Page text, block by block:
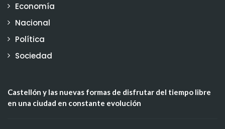
Economía
Nacional
Política
Sociedad
Castellón y las nuevas formas de disfrutar del tiempo libre
en una ciudad en constante evolución